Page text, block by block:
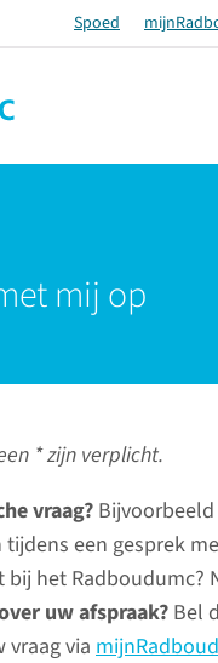
Spoed
mij op
* zijn verplicht.
vraag?
een gesprek
bij het Radboudumc?
uw afspraak?Bel
vraag via mijnRadboud